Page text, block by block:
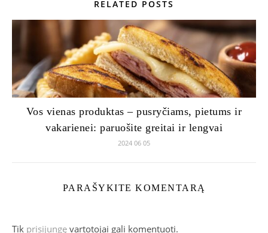
RELATED POSTS
Vos vienas produktas – pusryčiams, pietums ir
vakarienei: paruošite greitai ir lengvai
2024 06 05
PARAŠYKITE KOMENTARĄ
Tik prisijungę vartotojai gali komentuoti.